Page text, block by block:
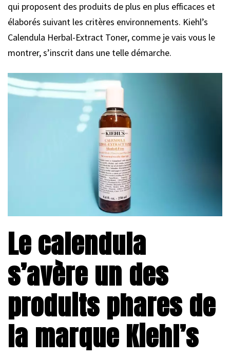
qui proposent des produits de plus en plus efficaces et
élaborés suivant les critères environnements. Kiehl’s
Calendula Herbal-Extract Toner, comme je vais vous le
montrer, s’inscrit dans une telle démarche.
Le calendula
s’avère un des
produits phares de
la marque Kiehl’s